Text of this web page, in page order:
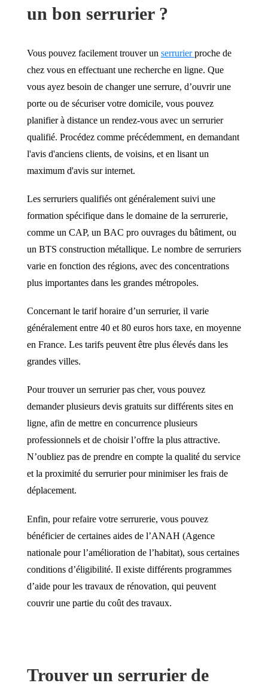
un bon serrurier ?
Vous pouvez facilement trouver un serrurierproche de
chez vous en effectuant une recherche en ligne. Que
vous ayez besoin de changer une serrure, d’ouvrir une
porte ou de sécuriser votre domicile, vous pouvez
planifier à distance un rendez-vous avec un serrurier
qualifié. Procédez comme précédemment, en demandant
l'avis d'anciens clients, de voisins, et en lisant un
maximum d'avis sur internet.
Les serruriers qualifiés ont généralement suivi une
formation spécifique dans le domaine de la serrurerie,
comme un CAP, un BAC pro ouvrages du bâtiment, ou
un BTS construction métallique. Le nombre de serruriers
varie en fonction des régions, avec des concentrations
plus importantes dans les grandes métropoles.
Concernant le tarif horaire d’un serrurier, il varie
généralement entre 40 et 80 euros hors taxe, en moyenne
en France. Les tarifs peuvent être plus élevés dans les
grandes villes.
Pour trouver un serrurier pas cher, vous pouvez
demander plusieurs devis gratuits sur différents sites en
ligne, afin de mettre en concurrence plusieurs
professionnels et de choisir l’offre la plus attractive.
N’oubliez pas de prendre en compte la qualité du service
et la proximité du serrurier pour minimiser les frais de
déplacement.
Enfin, pour refaire votre serrurerie, vous pouvez
bénéficier de certaines aides de l’ANAH (Agence
nationale pour l’amélioration de l’habitat), sous certaines
conditions d’éligibilité. Il existe différents programmes
d’aide pour les travaux de rénovation, qui peuvent
couvrir une partie du coût des travaux.
Trouver un serrurier de